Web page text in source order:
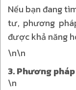
Nếu bạn đang
tư, phương
được khả năng
\n\n
3. Phương
\n